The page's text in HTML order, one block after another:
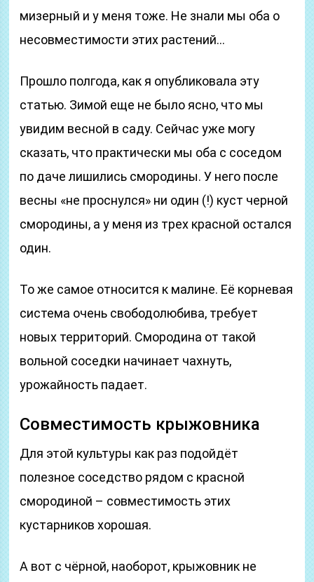
мизерный и у меня тоже. Не знали мы оба о
несовместимости этих растений…
Прошло полгода, как я опубликовала эту
статью. Зимой еще не было ясно, что мы
увидим весной в саду. Сейчас уже могу
сказать, что практически мы оба с соседом
по даче лишились смородины. У него после
весны «не проснулся» ни один (!) куст черной
смородины, а у меня из трех красной остался
один.
То же самое относится к малине. Её корневая
система очень свободолюбива, требует
новых территорий. Смородина от такой
вольной соседки начинает чахнуть,
урожайность падает.
Совместимость крыжовника
Для этой культуры как раз подойдёт
полезное соседство рядом с красной
смородиной – совместимость этих
кустарников хорошая.
А вот с чёрной, наоборот, крыжовник не